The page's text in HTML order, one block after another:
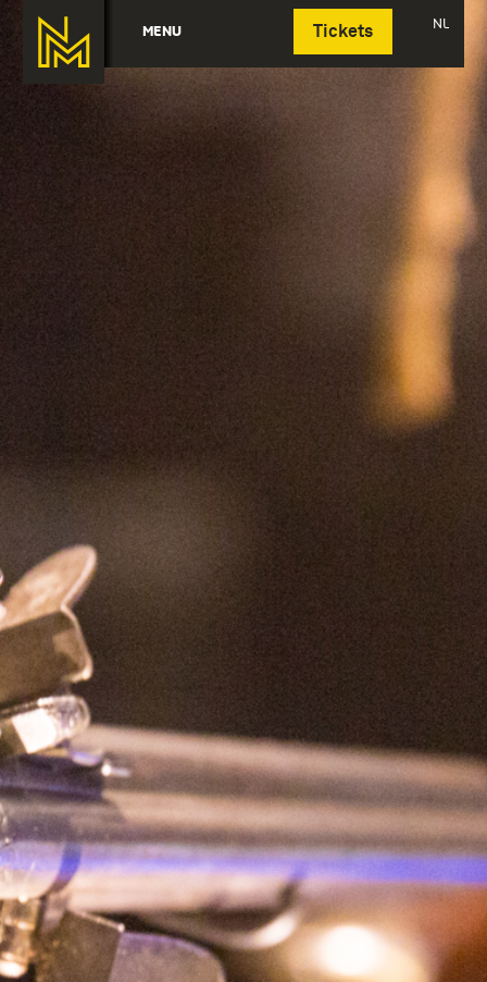
MENU Tickets NL
Deutsch